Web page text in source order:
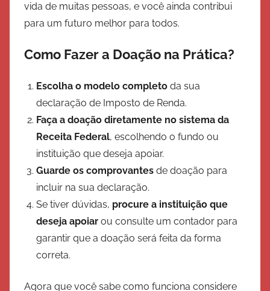
vida de muitas pessoas, e você ainda contribui
para um futuro melhor para todos.
Como Fazer a Doação na Prática?
Escolha o modelo completo da sua
declaração de Imposto de Renda.
Faça a doação diretamente no sistema da
Receita Federal, escolhendo o fundo ou
instituição que deseja apoiar.
Guarde os comprovantes de doação para
incluir na sua declaração.
Se tiver dúvidas, procure a instituição que
deseja apoiar ou consulte um contador para
garantir que a doação será feita da forma
correta.
Agora que você sabe como funciona considere